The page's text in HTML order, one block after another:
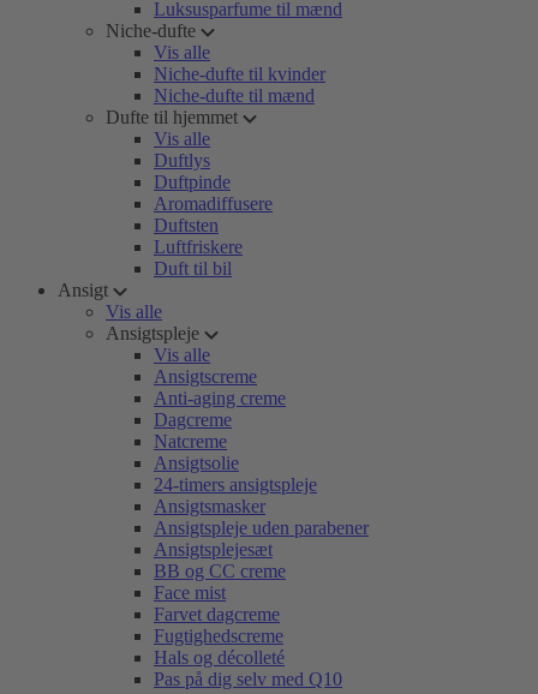
Luksusparfume til mænd
Niche-dufte
Vis alle
Niche-dufte til kvinder
Niche-dufte til mænd
Dufte til hjemmet
Vis alle
Duftlys
Duftpinde
Aromadiffusere
Duftsten
Luftfriskere
Duft til bil
Ansigt
Vis alle
Ansigtspleje
Vis alle
Ansigtscreme
Anti-aging creme
Dagcreme
Natcreme
Ansigtsolie
24-timers ansigtspleje
Ansigtsmasker
Ansigtspleje uden parabener
Ansigtsplejesæt
BB og CC creme
Face mist
Farvet dagcreme
Fugtighedscreme
Hals og décolleté
Pas på dig selv med Q10